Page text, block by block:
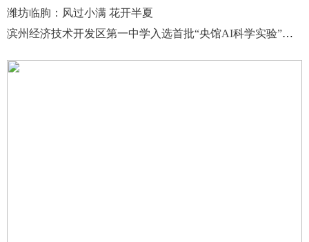
潍坊临朐：风过小满 花开半夏
滨州经济技术开发区第一中学入选首批“央馆AI科学实验”试点校